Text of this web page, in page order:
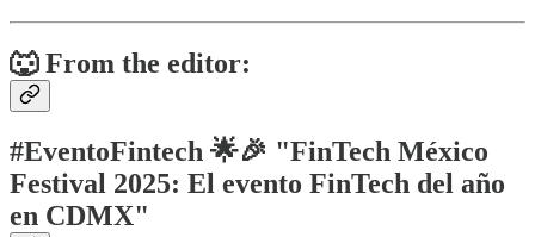
🐺 From the editor:
#EventoFintech 🌟🎉 "FinTech México
Festival 2025: El evento FinTech del año
en CDMX"